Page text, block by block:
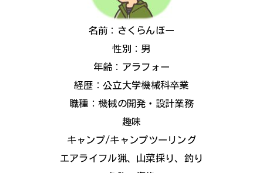
名前：さくらんぼー
性別：男
年齢：アラフォー
経歴：公立大学機械科卒業
職種：機械の開発・設計業務
趣味
キャンプ/キャンプツーリング
エアライフル猟、山菜採り、釣り